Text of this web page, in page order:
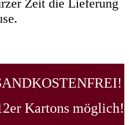
Zeit die Lieferung
Kartons möglich!